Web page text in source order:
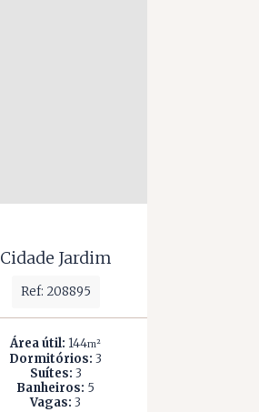
Cidade Jardim
Ref: 208895
Área útil: 144m²
Dormitórios: 3
Suítes: 3
Banheiros: 5
Vagas: 3